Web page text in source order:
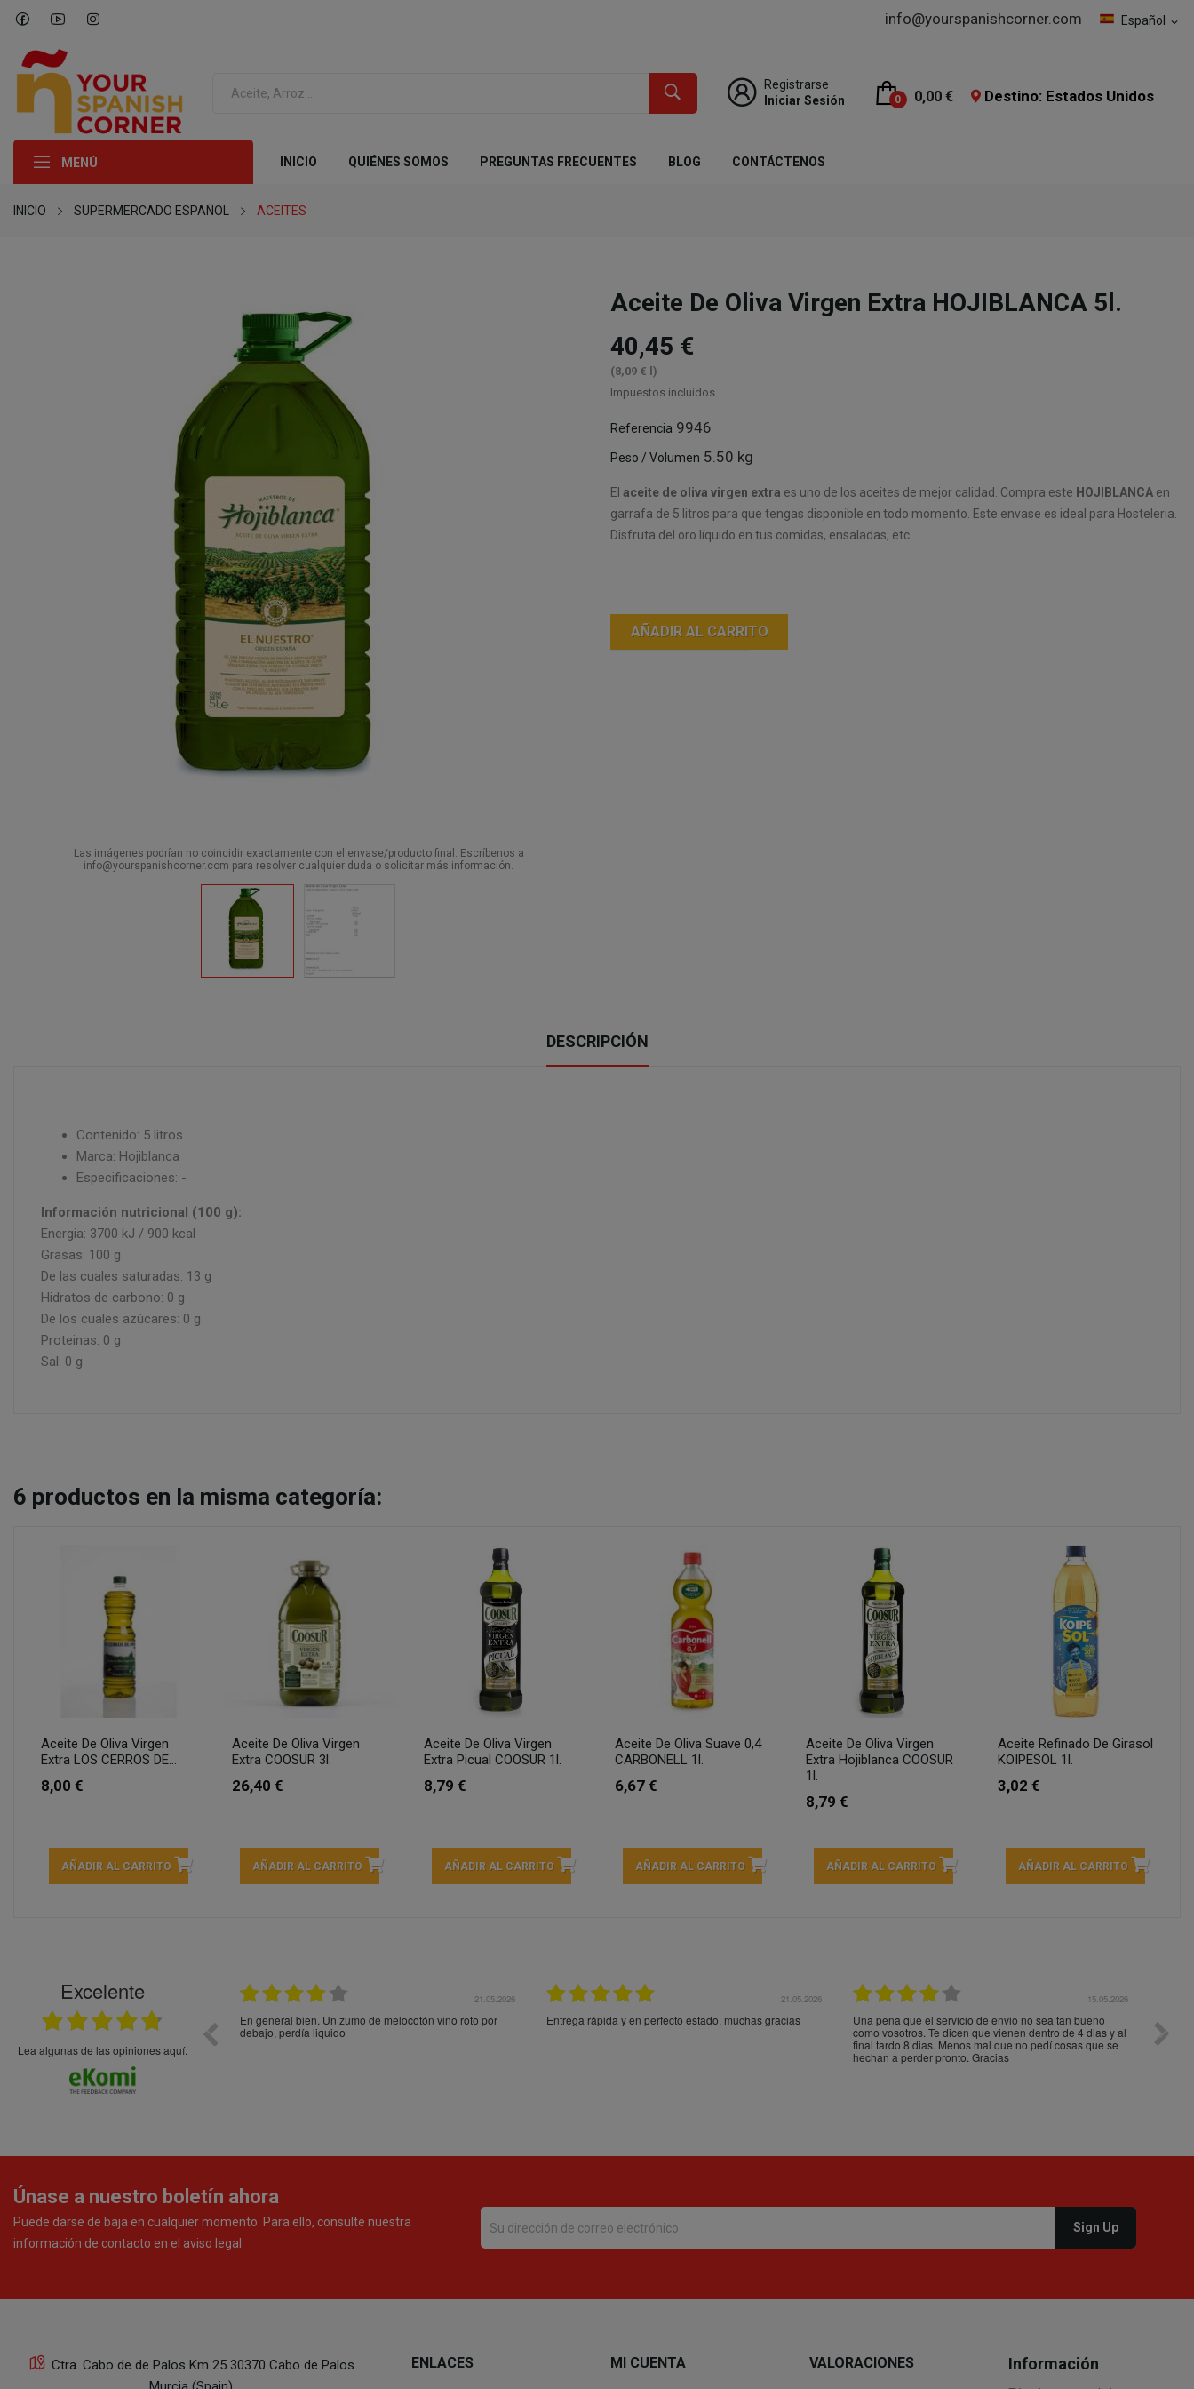
Español expand_more
info@yourspanishcorner.com
Registrarse
Iniciar Sesión
0 0,00 € Destino: Estados Unidos
MENÚ INICIO QUIÉNES SOMOS PREGUNTAS FRECUENTES BLOG CONTÁCTENOS
INICIO SUPERMERCADO ESPAÑOL ACEITES
Las imágenes podrían no coincidir exactamente con el envase/producto final. Escríbenos a
info@yourspanishcorner.com para resolver cualquier duda o solicitar más información.
Aceite De Oliva Virgen Extra HOJIBLANCA 5l.
40,45 €
(8,09 € l)
Impuestos incluidos
Referencia 9946
Peso / Volumen 5.50 kg
El aceite de oliva virgen extra es uno de los aceites de mejor calidad. Compra este HOJIBLANCA en
garrafa de 5 litros para que tengas disponible en todo momento. Este envase es ideal para Hosteleria.
Disfruta del oro líquido en tus comidas, ensaladas, etc.
AÑADIR AL CARRITO
DESCRIPCIÓN
Contenido: 5 litros
Marca: Hojiblanca
Especificaciones: -
Información nutricional (100 g):
Energia: 3700 kJ / 900 kcal
Grasas: 100 g
De las cuales saturadas: 13 g
Hidratos de carbono: 0 g
De los cuales azúcares: 0 g
Proteinas: 0 g
Sal: 0 g
6 productos en la misma categoría:
Aceite De Oliva Virgen
Extra LOS CERROS DE...
8,00 €
AÑADIR AL CARRITO
Aceite De Oliva Virgen
Extra COOSUR 3l.
26,40 €
AÑADIR AL CARRITO
Aceite De Oliva Virgen
Extra Picual COOSUR 1l.
8,79 €
AÑADIR AL CARRITO
Aceite De Oliva Suave 0,4
CARBONELL 1l.
6,67 €
AÑADIR AL CARRITO
Aceite De Oliva Virgen
Extra Hojiblanca COOSUR
1l.
8,79 €
AÑADIR AL CARRITO
Aceite Refinado De Girasol
KOIPESOL 1l.
3,02 €
AÑADIR AL CARRITO
Excelente
Lea algunas de las opiniones aquí.
21.05.2026
En general bien. Un zumo de melocotón vino roto por
debajo, perdía liquido
21.05.2026
Entrega rápida y en perfecto estado, muchas gracias
15.05.2026
Una pena que el servicio de envio no sea tan bueno
como vosotros. Te dicen que vienen dentro de 4 dias y al
final tardo 8 dias. Menos mal que no pedí cosas que se
hechan a perder pronto. Gracias
Únase a nuestro boletín ahora
Puede darse de baja en cualquier momento. Para ello, consulte nuestra
información de contacto en el aviso legal.
Ctra. Cabo de de Palos Km 25 30370 Cabo de Palos
ENLACES MI CUENTA VALORACIONES Información